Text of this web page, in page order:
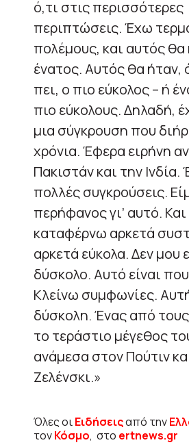
ό,τι στις περισσότερες
περιπτώσεις. Έχω
πολέμους, και αυτός θα
ένατος. Αυτός θα
πει, ο πιο εύκολος – ή
πιο εύκολους. Δηλαδή,
μια σύγκρουση που
χρόνια. Έφερα ειρήνη
Πακιστάν και την
πολλές συγκρούσεις.
περήφανος γι’ αυτό.
καταφέρνω αρκετά
αρκετά εύκολα. Δεν μου
δύσκολο. Αυτό είναι
Κλείνω συμφωνίες.
δύσκολη. Ένας από τους
το τεράστιο μέγεθος
ανάμεσα στον Πούτιν
Ζελένσκι.»
Όλες οιΕιδήσειςαπό την
τονΚόσμο, στο ertnews.gr